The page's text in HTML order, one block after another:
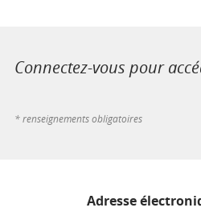
Connectez-vous pour
* renseignements obligatoires
Adresse